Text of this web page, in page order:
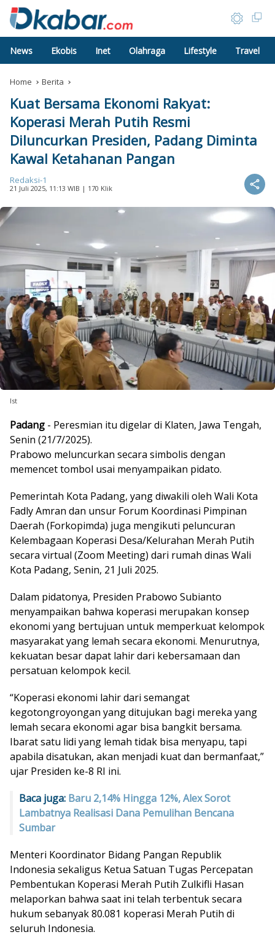
News Ekobis Inet Olahraga Lifestyle Travel
Home Berita
Kuat Bersama Ekonomi Rakyat:
Koperasi Merah Putih Resmi
Diluncurkan Presiden, Padang Diminta
Kawal Ketahanan Pangan
Redaksi-1
21 Juli 2025, 11:13 WIB | 170 Klik
Ist
Padang - Peresmian itu digelar di Klaten, Jawa Tengah,
Senin (21/7/2025).
Prabowo meluncurkan secara simbolis dengan
memencet tombol usai menyampaikan pidato.
Pemerintah Kota Padang, yang diwakili oleh Wali Kota
Fadly Amran dan unsur Forum Koordinasi Pimpinan
Daerah (Forkopimda) juga mengikuti peluncuran
Kelembagaan Koperasi Desa/Kelurahan Merah Putih
secara virtual (Zoom Meeting) dari rumah dinas Wali
Kota Padang, Senin, 21 Juli 2025.
Dalam pidatonya, Presiden Prabowo Subianto
menyampaikan bahwa koperasi merupakan konsep
ekonomi yang bertujuan untuk memperkuat kelompok
masyarakat yang lemah secara ekonomi. Menurutnya,
kekuatan besar dapat lahir dari kebersamaan dan
persatuan kelompok kecil.
“Koperasi ekonomi lahir dari semangat
kegotongroyongan yang ditujukan bagi mereka yang
lemah secara ekonomi agar bisa bangkit bersama.
Ibarat satu lidi yang lemah tidak bisa menyapu, tapi
apabila disatukan, akan menjadi kuat dan bermanfaat,”
ujar Presiden ke-8 RI ini.
Baca juga: Baru 2,14% Hingga 12%, Alex Sorot
Lambatnya Realisasi Dana Pemulihan Bencana
Sumbar
Menteri Koordinator Bidang Pangan Republik
Indonesia sekaligus Ketua Satuan Tugas Percepatan
Pembentukan Koperasi Merah Putih Zulkifli Hasan
melaporkan bahwa saat ini telah terbentuk secara
hukum sebanyak 80.081 koperasi Merah Putih di
seluruh Indonesia.